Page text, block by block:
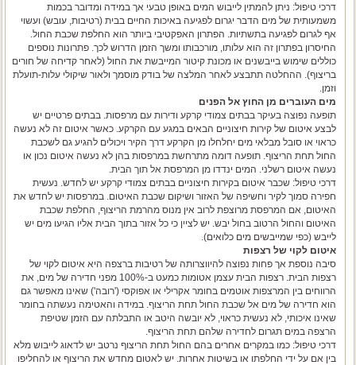
דרכי טיפול: ניתן להמתין לייבוש המים באופן טבעי אך במידה ומדובר בכמות
משמעותית של מים הדבר יגרום לפגיעה באיכות החיים בבית (רטיבות, עובש) ועשוי
אף לגרום לפגיעה בתשתיות. הפתרון האפקטיבי ביותר הוא החלפת שכבת החול.
החיסרון בפתרון זה הוא עלותו, מורכבותו ומשך הזמן הדרוש לכך. פתרונות נוספים
כוללים שימוש בייבשנים או מכונת קיטור המייבשת את החול (לאחר קדיחה של חורים
בריצוף). ההחלטה תתבצע לאחר המלצה של בודק מוסמך ולאור שיקולי עלות-תועלת
וזמן.
מים העוברים מן החוץ אל הפנים
תופעה נפוצה בעיקר בבתים צמודי קרקע ודירות עם מרפסות. בבתים פרטיים יש
לבצע איטום של קירות חיצוניים הבאים במגע עם הקרקע. כאשר איטום זה לא נעשה
כראוי או סובל מבלאי מים יחלחלו מן הקרקע דרך הקיר ויכולים להגיע גם לשכבת
החול תחת הריצוף. תופעה דומה מתרחשת במרפסות בהן לא נעשה איטום נכון או
נעשה איטום רשלני. המים ינדדו מן המרפסת אל תוך הבית.
דרכי טיפול: שכבר איטום בקירות חיצוניים בבתים צמודי קרקע יש לחדש. נעשית
חפירה סמוך לקיר וחשיפה של האזור ושיקום שכבת האיטום. במרפסות יש לחדש את
האיטום, אם המרפסת מרוצפת לרוב אין מנוס מהרמת הריצוף, החלפת שכבת
האיטום והחול הרטוב בחול יבש. יש לציין כי כל אזור בתוך הבית אליו הגיעו מים יש
לייבש (כפי שמייבשים מים כלואים).
איטום לקוי של רצפות
סיבה נוספת אך פחות נפוצה להיווצרותה של רטיבות ברצפה היא איטום לקוי של
רצפות הבית. רצפות הבית עצמן אטומות כמעט ב-100% מפני חדירה של מים, את
הרווחים בין המרצפות אוטמים בחומר אקרילי או אפוקסי ('רובה') שאינו מאפשר גם
הוא חדירה של מים אל שכבת החול תחת הריצוף. במידה והאטימה נעשתה בחומר
שאינו איכותי, לא נעשית כראוי, לא יובשה היטב או התבלתה עם הזמן שטיפת
הרצפה במים תגרום לחדירה שלהם תחת הריצוף.
דרכי טיפול: כמו במקרים אחרים בהם החול תחת הריצוף נרטב יש לדאוג לייבוש מלא
בין אם על ידי החלפתו או בשיטות אחרות. יש לאטום מחדש את הריצוף או להחליפו